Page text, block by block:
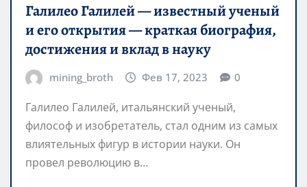
Галилео Галилей — известный ученый
и его открытия — краткая биография,
достижения и вклад в науку
mining_broth Фев 17, 2023 0
Галилео Галилей, итальянский ученый,
философ и изобретатель, стал одним из самых
влиятельных фигур в истории науки. Он
провел революцию в…